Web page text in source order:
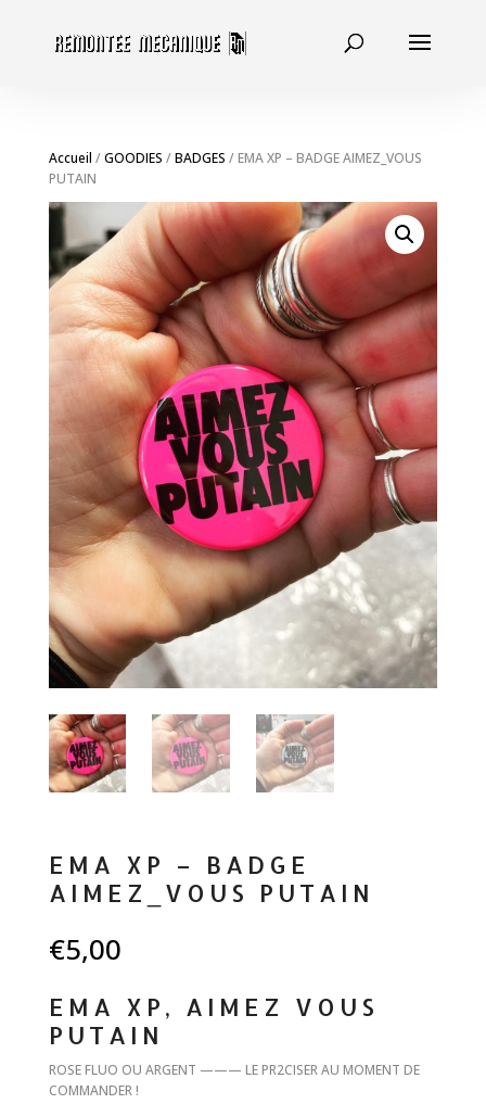
Accueil /GOODIES /BADGES / EMA XP – BADGE AIMEZ_VOUS
PUTAIN
EMA XP – BADGE
AIMEZ_VOUS PUTAIN
€5,00
EMA XP, AIMEZ VOUS
PUTAIN
ROSE FLUO OU ARGENT ——— LE PR2CISER AU MOMENT DE
COMMANDER !